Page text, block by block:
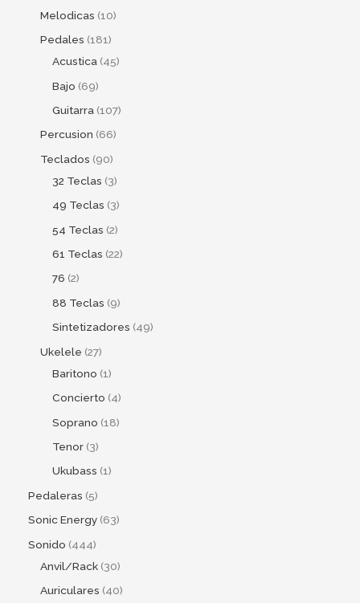
Melodicas 10
Pedales 181
Acustica 45
Bajo 69
Guitarra 107
Percusion 66
Teclados 90
32 Teclas 3
49 Teclas 3
54 Teclas 2
61 Teclas 22
76 2
88 Teclas 9
Sintetizadores 49
Ukelele 27
Baritono 1
Concierto 4
Soprano 18
Tenor 3
Ukubass 1
Pedaleras 5
Sonic Energy 63
Sonido 444
Anvil/Rack 30
Auriculares 40